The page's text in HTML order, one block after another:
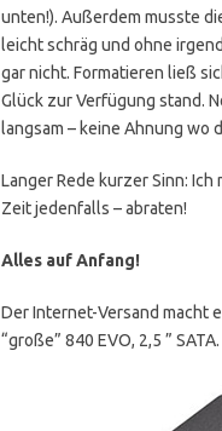
unten!). Außerdem musste
leicht schräg und ohne
gar nicht. Formatieren ließ
Glück zur Verfügung stand.
langsam – keine Ahnung wo
Langer Rede kurzer Sinn: Ich
Zeit jedenfalls – abraten!
Alles auf Anfang!
Der Internet-Versand macht
“große” 840 EVO, 2,5 ”